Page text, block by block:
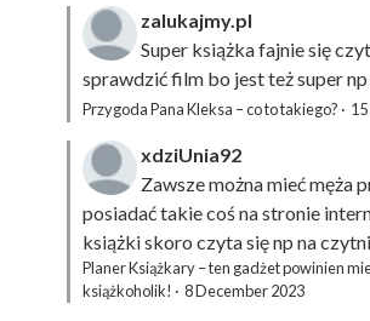
zalukajmy.pl
Super książka fajnie się
sprawdzić film bo jest też super
Przygoda Pana Kleksa – co to takiego? ·
xdziUnia92
Zawsze można mieć męża
posiadać takie coś na stronie
książki skoro czyta się np na
Planer Książkary – ten gadżet powinien
książkoholik! · 8 December 2023